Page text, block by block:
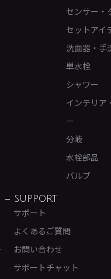
センサー・
セットアイ
洗面器・手
単水栓
シャワー
インテリア
ー
分岐
水栓部品
バルブ
SUPPORT
サポート
よくあるご質問
お問い合わせ
サポートチャット